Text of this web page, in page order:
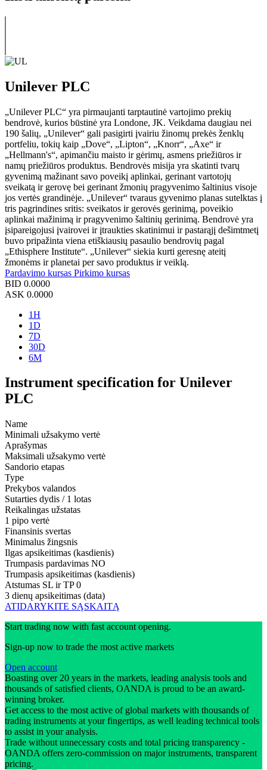
Unilever PLC
„Unilever PLC“ yra pirmaujanti tarptautinė vartojimo prekių
bendrovė, kurios būstinė yra Londone, JK. Veikdama daugiau nei
190 šalių, „Unilever“ gali pasigirti įvairiu žinomų prekės ženklų
portfeliu, tokių kaip „Dove“, „Lipton“, „Knorr“, „Axe“ ir
„Hellmann's“, apimančiu maisto ir gėrimų, asmens priežiūros ir
namų priežiūros produktus. Bendrovės misija yra skatinti tvarų
gyvenimą mažinant savo poveikį aplinkai, gerinant vartotojų
sveikatą ir gerovę bei gerinant žmonių pragyvenimo šaltinius visoje
jos vertės grandinėje. „Unilever“ tvaraus gyvenimo planas sutelktas į
tris pagrindines sritis: sveikatos ir gerovės gerinimą, poveikio
aplinkai mažinimą ir pragyvenimo šaltinių gerinimą. Bendrovė yra
įsipareigojusi įvairovei ir įtraukties skatinimui ir pastarąjį dešimtmetį
buvo pripažinta viena etiškiausių pasaulio bendrovių pagal
„Ethisphere Institute“. „Unilever“ siekia kurti geresnę ateitį
žmonėms ir planetai per savo produktus ir veiklą.
Pardavimo kursas Pirkimo kursas
BID 0.0000
ASK 0.0000
1H
1D
7D
30D
6M
Instrument specification for Unilever
PLC
Name
Minimali užsakymo vertė
Aprašymas
Maksimali užsakymo vertė
Sandorio etapas
Type
Prekybos valandos
Sutarties dydis / 1 lotas
Reikalingas užstatas
1 pipo vertė
Finansinis svertas
Minimalus žingsnis
Ilgas apsikeitimas (kasdienis)
Trumpasis pardavimas NO
Trumpasis apsikeitimas (kasdienis)
Atstumas SL ir TP 0
3 dienų apsikeitimas (data)
ATIDARYKITE SĄSKAITĄ
Start trading now with fast account opening.
Sign-up now to trade the most active markets
Open account
Boasting over 20 years in the markets, leading analysis tools and
thousands of satisfied clients, OANDA is proud to be an award-
winning broker.
Get access to the most active of global markets with thousands of
trading instruments at your fingertips, as well leading technical tools
to assist in your analysis.
Trade without unnecessary costs and total pricing transparency -
OANDA offers zero-commission on major instruments, transparent
pricing.